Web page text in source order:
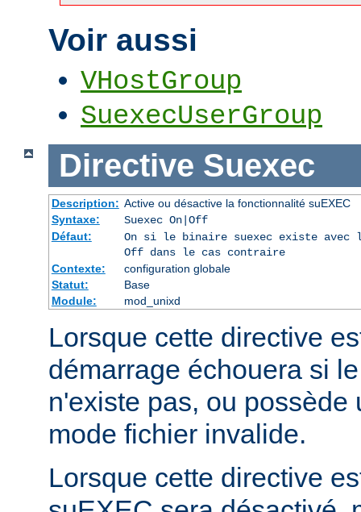
Voir aussi
VHostGroup
SuexecUserGroup
Directive Suexec
Description: Active ou désactive la fonctionnalité suEXEC
Syntaxe:
Suexec On|Off
Défaut:
On si le binaire suexec existe avec
Off dans le cas contraire
Contexte:
configuration globale
Statut:
Base
Module:
mod_unixd
Lorsque cette directive
démarrage échouera si
n'existe pas, ou possède
mode fichier invalide.
Lorsque cette directive